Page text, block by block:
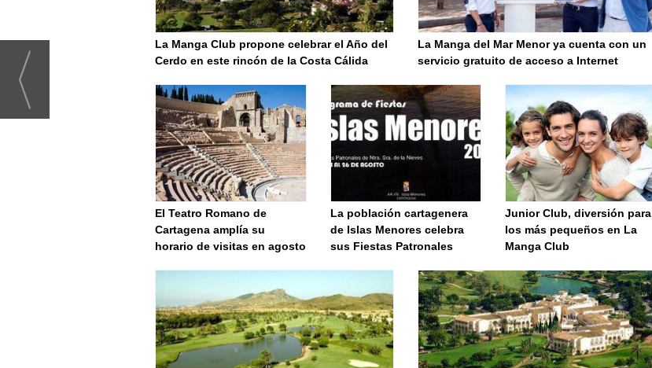
La Manga Club propone celebrar el Año del
Cerdo en este rincón de la Costa Cálida
La Manga del Mar Menor ya cuenta con un
servicio gratuito de acceso a Internet
El Teatro Romano de
Cartagena amplía su
horario de visitas en agosto
La población cartagenera
de Islas Menores celebra
sus Fiestas Patronales
Junior Club, diversión para
los más pequeños en La
Manga Club